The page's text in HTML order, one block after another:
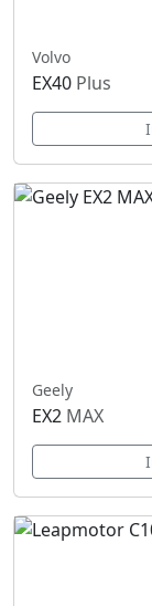
Volvo
EX40 Plus
Geely
EX2 MAX